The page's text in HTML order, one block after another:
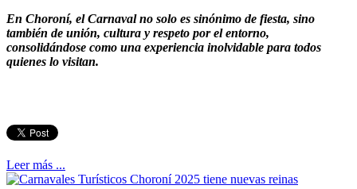
En Choroní, el Carnaval no solo es sinónimo de fiesta, sino
también de unión, cultura y respeto por el entorno,
consolidándose como una experiencia inolvidable para todos
quienes lo visitan.
Leer más ...